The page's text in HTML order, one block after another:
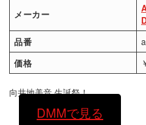
メーカー
品番
価格
向井地美音 生誕祭！
DMMで見る